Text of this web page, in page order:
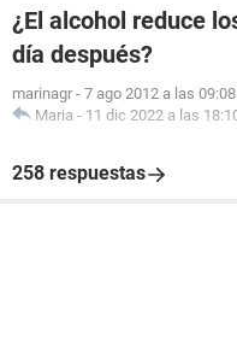
¿El alcohol reduce
día después?
marinagr - 7 ago 2012 a las 09:08
Maria - 11 dic 2022 a las
258 respuestas